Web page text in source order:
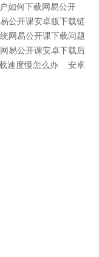
如何下载网易公开
公开课安卓版下载链
网易公开课下载问题
网易公开课安卓下载后
速度慢怎么办
安卓